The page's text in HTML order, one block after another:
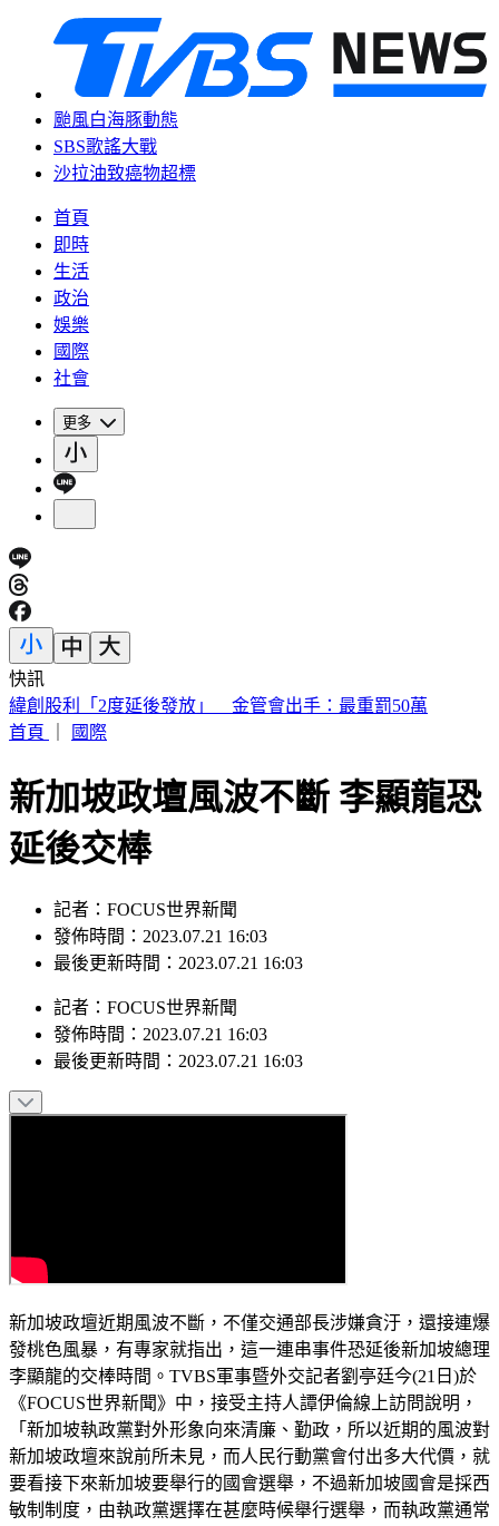
颱風白海豚動態
SBS歌謠大戰
沙拉油致癌物超標
首頁
即時
生活
政治
娛樂
國際
社會
更多
快訊
傅子純「穿病人服回家」生前暖舉惹鼻酸 愛妻心碎：我想你
了
新加坡政壇風波不斷 李顯龍恐
延後交棒
記者：FOCUS世界新聞
發佈時間：2023.07.21 16:03
記者：FOCUS世界新聞
發佈時間：2023.07.21 16:03
新加坡政壇近期風波不斷，不僅交通部長涉嫌貪汙，還接連爆
發桃色風暴，有專家就指出，這一連串事件恐延後新加坡總理
李顯龍的交棒時間。TVBS軍事暨外交記者劉亭廷今(21日)於
《FOCUS世界新聞》中，接受主持人譚伊倫線上訪問說明，
「新加坡執政黨對外形象向來清廉、勤政，所以近期的風波對
新加坡政壇來說前所未見，而人民行動黨會付出多大代價，就
要看接下來新加坡要舉行的國會選舉，不過新加坡國會是採西